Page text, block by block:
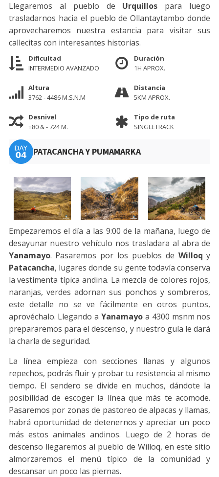
Llegaremos al pueblo de Urquillos para luego
trasladarnos hacia el pueblo de Ollantaytambo donde
aprovecharemos nuestra estancia para visitar sus
callecitas con interesantes historias.
Dificultad
INTERMEDIO AVANZADO
Duración
1H APROX.
Altura
3762 - 4486 M.S.N.M
Distancia
5KM APROX.
Desnivel
+80 & - 724 M.
Tipo de ruta
SINGLETRACK
PATACANCHA Y PUMAMARKA
Empezaremos el día a las 9:00 de la mañana, luego de
desayunar nuestro vehículo nos trasladara al abra de
Yanamayo. Pasaremos por los pueblos de Willoq y
Patacancha, lugares donde su gente todavía conserva
la vestimenta típica andina. La mezcla de colores rojos,
naranjas, verdes adornan sus ponchos y sombreros,
este detalle no se ve fácilmente en otros puntos,
aprovéchalo. Llegando aYanamayo a 4300 msnm nos
prepararemos para el descenso, y nuestro guía le dará
la charla de seguridad.
La línea empieza con secciones llanas y algunos
repechos, podrás fluir y probar tu resistencia al mismo
tiempo. El sendero se divide en muchos, dándote la
posibilidad de escoger la línea que más te acomode.
Pasaremos por zonas de pastoreo de alpacas y llamas,
habrá oportunidad de detenernos y apreciar un poco
más estos animales andinos. Luego de 2 horas de
descenso llegaremos al pueblo de Willoq, en este sitio
almorzaremos el menú típico de la comunidad y
descansar un poco las piernas.